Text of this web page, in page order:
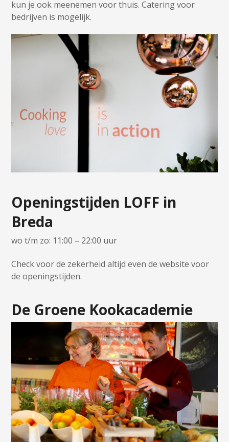
kun je ook meenemen voor thuis. Catering voor
bedrijven is mogelijk.
Openingstijden LOFF in
Breda
wo t/m zo: 11:00 – 22:00 uur
Check voor de zekerheid altijd even de website voor
de openingstijden.
De Groene Kookacademie